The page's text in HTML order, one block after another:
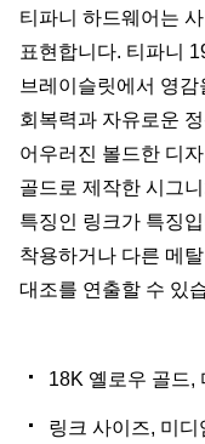
티파니 하드웨어는
표현합니다. 티파니
브레이슬릿에서 영
회복력과 자유로운
어우러진 볼드한 디
골드로 제작한 시그
특징인 링크가 특징
착용하거나 다른 메
대조를 연출할 수 있
18K 옐로우 골드,
링크 사이즈, 미디